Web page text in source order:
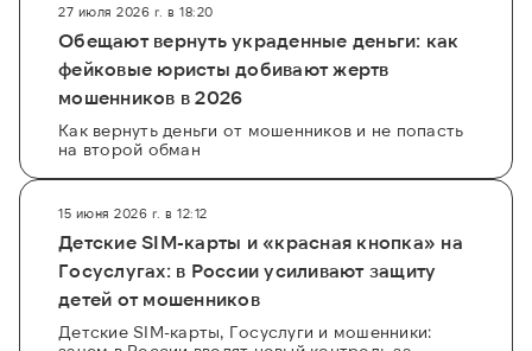
27 июля 2026 г. в 18:20
Обещают вернуть украденные деньги: как
фейковые юристы добивают жертв
мошенников в 2026
Как вернуть деньги от мошенников и не попасть
на второй обман
15 июня 2026 г. в 12:12
Детские SIM-карты и «красная кнопка» на
Госуслугах: в России усиливают защиту
детей от мошенников
Детские SIM-карты, Госуслуги и мошенники: